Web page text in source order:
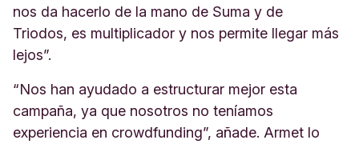
nos da hacerlo de la mano de Suma y de
Triodos, es multiplicador y nos permite llegar más
lejos”.
“Nos han ayudado a estructurar mejor esta
campaña, ya que nosotros no teníamos
experiencia en crowdfunding”, añade. Armet lo